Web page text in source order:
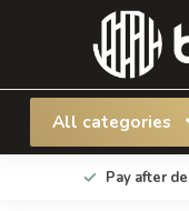
All categories
Pay after